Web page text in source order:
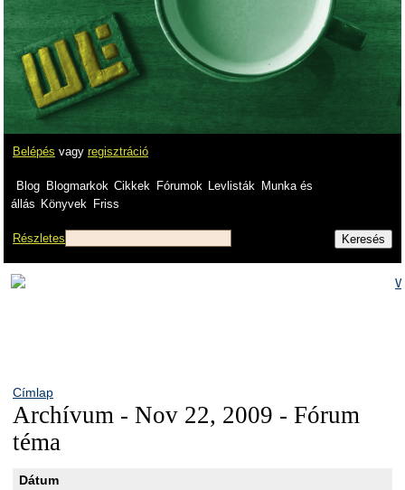
Belépés vagy regisztráció
Blog Blogmarkok Cikkek Fórumok Levlisták
Munka és
állás Könyvek Friss
Részletes
Címlap
Archívum - Nov 22, 2009 - Fórum
téma
Dátum